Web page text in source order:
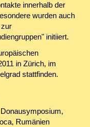
innerhalb der
wurden auch
initiiert.
in Zürich, im
stattfinden.
Rumänien